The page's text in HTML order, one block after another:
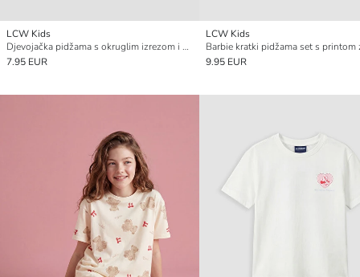
LCW Kids
Djevojačka pidžama s okruglim izrezom i printom Los Angelesa
7.95 EUR
LCW Kids
9.95 EUR